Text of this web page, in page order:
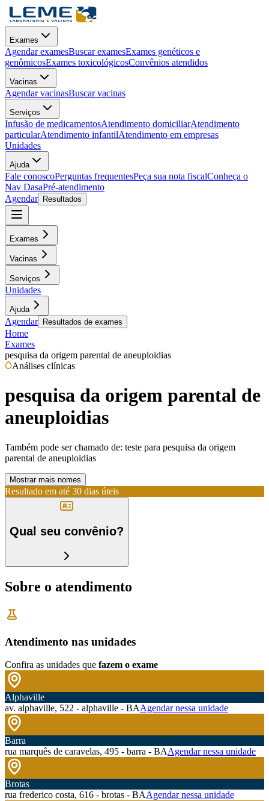
Exames
Agendar examesBuscar examesExames genéticos e
genômicosExames toxicológicosConvênios atendidos
Vacinas
Agendar vacinasBuscar vacinas
Serviços
Infusão de medicamentosAtendimento domiciliarAtendimento
particularAtendimento infantilAtendimento em empresas
Unidades
Ajuda
Fale conoscoPerguntas frequentesPeça sua nota fiscalConheça o
Nav DasaPré-atendimento
Agendar
Resultados
Exames
Vacinas
Serviços
Unidades
Ajuda
Agendar Resultados de exames
Home
Exames
pesquisa da origem parental de aneuploidias
Análises clínicas
pesquisa da origem parental de
aneuploidias
Também pode ser chamado de: teste para pesquisa da origem
parental de aneuploidias
Mostrar mais nomes
Resultado em até 30 dias úteis
Qual seu convênio?
Sobre o atendimento
Atendimento nas unidades
Confira as unidades que fazem o exame
Alphaville
av. alphaville, 522 - alphaville - BAAgendar nessa unidade
Barra
rua marquês de caravelas, 495 - barra - BAAgendar nessa unidade
Brotas
rua frederico costa, 616 - brotas - BAAgendar nessa unidade